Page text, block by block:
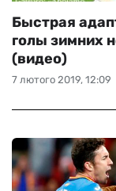
7 лютого 2019, 12:09
Быстрая
голы зимних
(видео)